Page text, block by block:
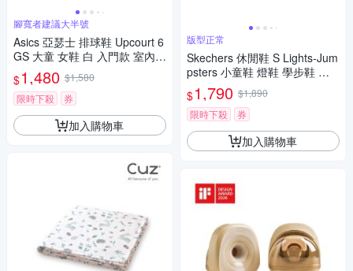
腳寬者建議大半號
Asics 亞瑟士 排球鞋 Upcourt 6
GS 大童 女鞋 白 入門款 室內運
動 1074A045102
$1,480 $1,580
限時下殺
券
加入購物車
版型正常
Skechers 休閒鞋 S Lights-Jum
psters 小童鞋 燈鞋 學步鞋 紫
魔鬼氈 303068NLAV
$1,790 $1,890
限時下殺
券
加入購物車